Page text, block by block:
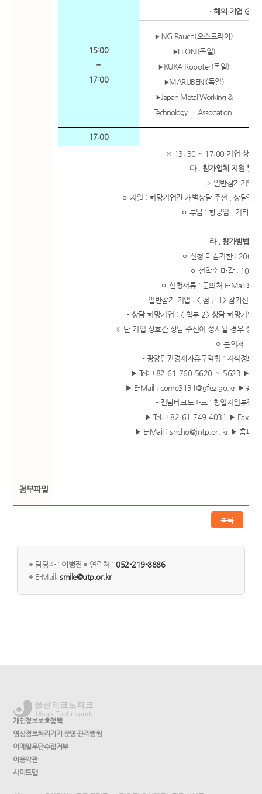
15:00
~
17:00
· 해외 기업
▶ING Rauch(오스트리아)
▶LEONI(독일)
▶KUKA Roboter(독일)
▶MARUBENI(독일)
▶Japan Metal Working &
Technology Association
17:00
※ 13: 30 ~ 17:00 기업 상담장
다 . 참가업체 지원 및
▷ 일반참가기업
ㅇ 지원 : 희망기업간 개별상담 주선 , 상담장
ㅇ 부담 : 항공임 , 기타 개
라 . 참가방법
ㅇ 신청 마감기한 : 2007.
ㅇ 선착순 마감 : 100
ㅇ 신청서류 : 문의처 E-Mail 또
- 일반참가 기업 : < 첨부 1> 참가신청
- 상담 희망기업 : < 첨부 2> 상담 희망기업
※ 단 기업 상호간 상담 주선이 성사될 경우 상
ㅇ 문의처
- 광양만권경제자유구역청 : 지식정보
▶ Tel: +82-61-760-5620 ～ 5623 ▶
▶ E-Mail :come3131@gfez.go.kr▶ 홈페
- 전남테크노파크 : 창업지원부장
▶ Tel: +82-61-749-4031 ▶ Fax:
▶ E-Mail :shcho@jntp.or. kr ▶ 홈페이
첨부파일
목록
담당자 : 이병진 연락처 :052-219-8886
E-Mail:smile@utp.or.kr
개인정보보호정책
영상정보처리기기 운영·관리방침
이메일무단수집거부
이용약관
사이트맵